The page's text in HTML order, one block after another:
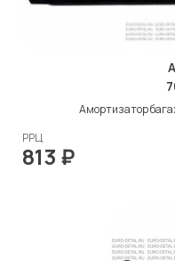
Амортизатор
РРЦ
813 ₽